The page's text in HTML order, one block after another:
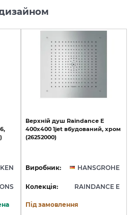
Верхній душ Raindance E
400х400 1jet вбудований, хром
(26252000)
Виробник: HANSGROHE
Колекція: RAINDANCE E
Під замовлення